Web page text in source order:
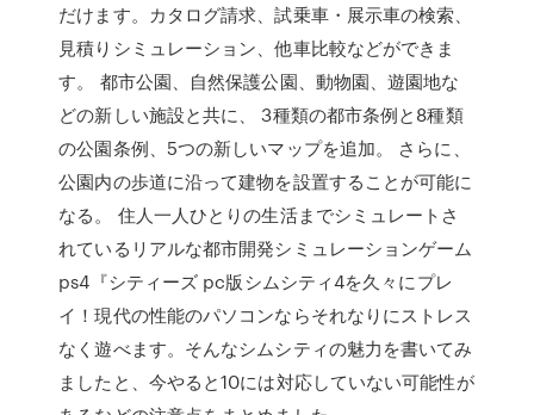
だけます。カタログ請求、試乗車・展示車の検索、
見積りシミュレーション、他車比較などができま
す。 都市公園、自然保護公園、動物園、遊園地な
どの新しい施設と共に、 3種類の都市条例と8種類
の公園条例、5つの新しいマップを追加。 さらに、
公園内の歩道に沿って建物を設置することが可能に
なる。 住人一人ひとりの生活までシミュレートさ
れているリアルな都市開発シミュレーションゲーム
ps4『シティーズ pc版シムシティ4を久々にプレ
イ！現代の性能のパソコンならそれなりにストレス
なく遊べます。そんなシムシティの魅力を書いてみ
ましたと、今やると10には対応していない可能性が